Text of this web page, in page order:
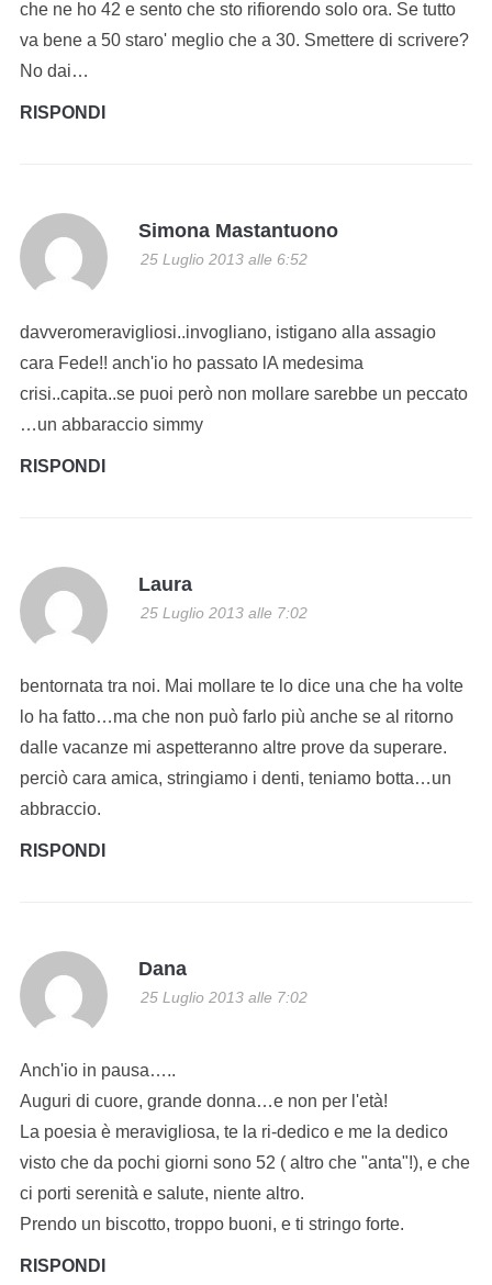
che ne ho 42 e sento che sto rifiorendo solo ora. Se tutto
va bene a 50 staro' meglio che a 30. Smettere di scrivere?
No dai…
RISPONDI
Simona Mastantuono
25 Luglio 2013 alle 6:52
davveromeravigliosi..invogliano, istigano alla assagio
cara Fede!! anch'io ho passato lA medesima
crisi..capita..se puoi però non mollare sarebbe un peccato
…un abbaraccio simmy
RISPONDI
Laura
25 Luglio 2013 alle 7:02
bentornata tra noi. Mai mollare te lo dice una che ha volte
lo ha fatto…ma che non può farlo più anche se al ritorno
dalle vacanze mi aspetteranno altre prove da superare.
perciò cara amica, stringiamo i denti, teniamo botta…un
abbraccio.
RISPONDI
Dana
25 Luglio 2013 alle 7:02
Anch'io in pausa…..
Auguri di cuore, grande donna…e non per l'età!
La poesia è meravigliosa, te la ri-dedico e me la dedico
visto che da pochi giorni sono 52 ( altro che "anta"!), e che
ci porti serenità e salute, niente altro.
Prendo un biscotto, troppo buoni, e ti stringo forte.
RISPONDI